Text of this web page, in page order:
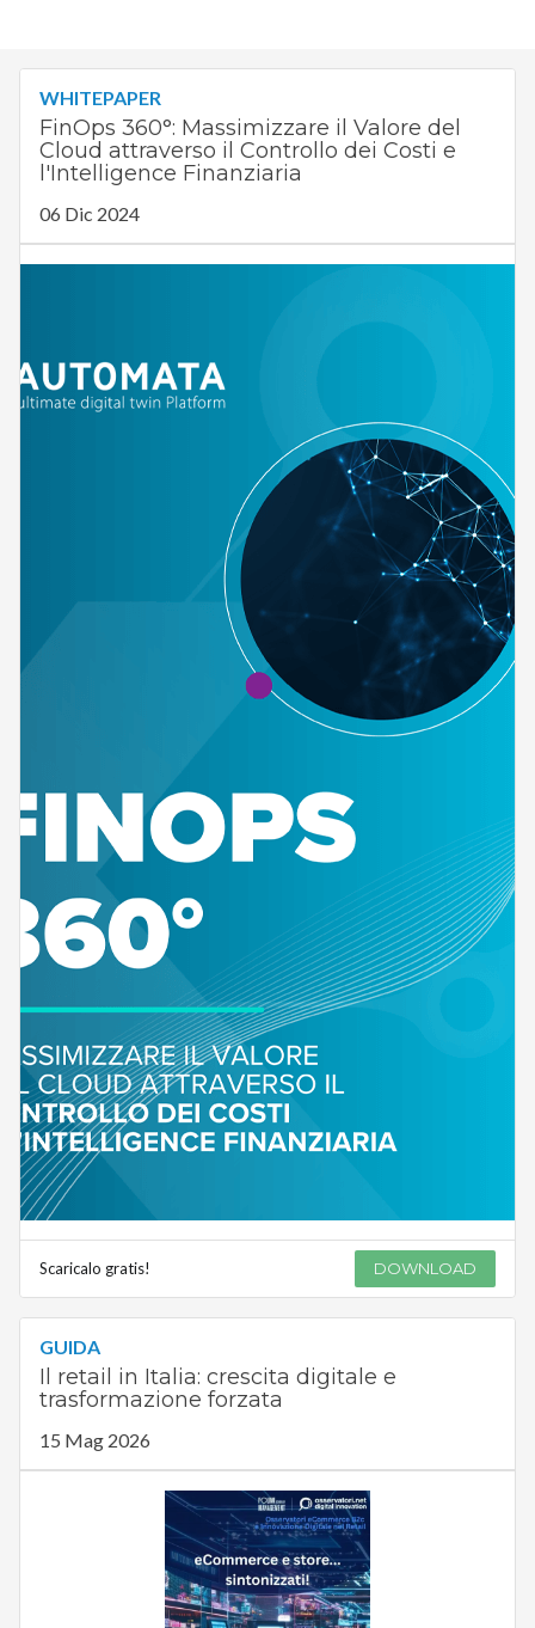
WHITEPAPER
FinOps 360°: Massimizzare il Valore del
Cloud attraverso il Controllo dei Costi e
l'Intelligence Finanziaria
06 Dic 2024
Scaricalo gratis! DOWNLOAD
GUIDA
Il retail in Italia: crescita digitale e
trasformazione forzata
15 Mag 2026